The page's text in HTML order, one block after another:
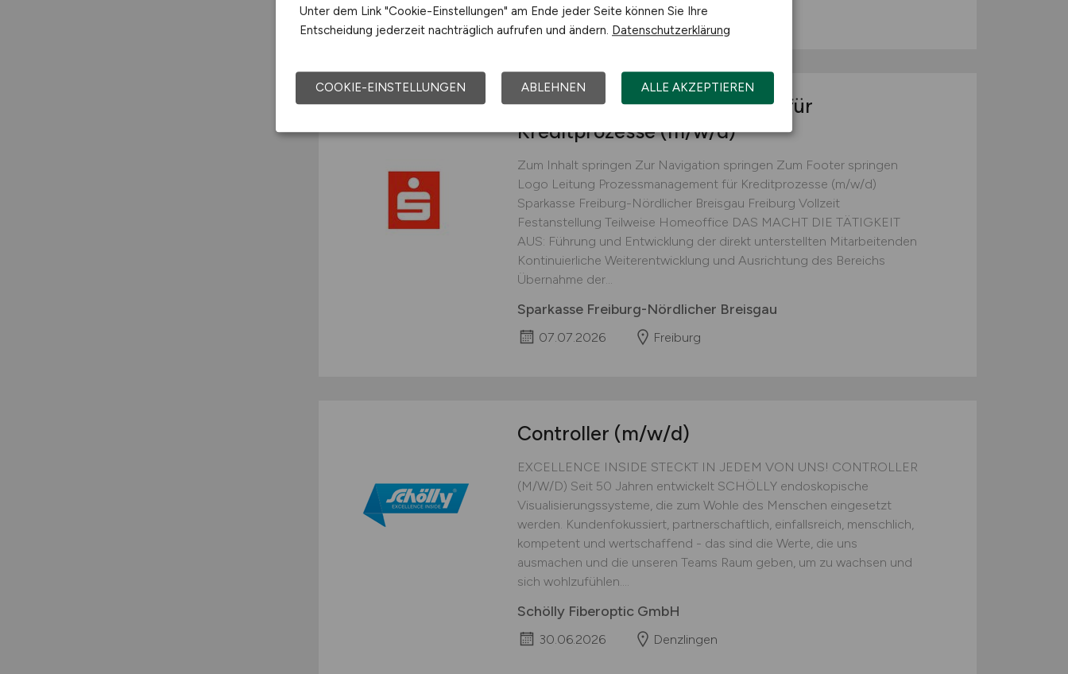
11.07.2026 Freiburg
Leitung Prozessmanagement für
Kreditprozesse(m/w/d)
Zum Inhalt springen Zur Navigation springen Zum Footer springen
Logo Leitung Prozessmanagement für Kreditprozesse (m/w/d)
Sparkasse Freiburg-Nördlicher Breisgau Freiburg Vollzeit
Festanstellung Teilweise Homeoffice DAS MACHT DIE TÄTIGKEIT
AUS: Führung und Entwicklung der direkt unterstellten Mitarbeitenden
Kontinuierliche Weiterentwicklung und Ausrichtung des Bereichs
Übernahme der...
Sparkasse Freiburg-Nördlicher Breisgau
07.07.2026 Freiburg
Controller (m/w/d)
EXCELLENCE INSIDE STECKT IN JEDEM VON UNS! CONTROLLER
(M/W/D) Seit 50 Jahren entwickelt SCHÖLLY endoskopische
Visualisierungssysteme, die zum Wohle des Menschen eingesetzt
werden. Kundenfokussiert, partnerschaftlich, einfallsreich, menschlich,
kompetent und wertschaffend - das sind die Werte, die uns
ausmachen und die unseren Teams Raum geben, um zu wachsen und
sich wohlzufühlen....
Schölly Fiberoptic GmbH
30.06.2026 Denzlingen
Unter dem Link "Cookie-Einstellungen" am Ende jeder Seite können Sie Ihre
Entscheidung jederzeit nachträglich aufrufen und ändern. Datenschutzerklärung
COOKIE-EINSTELLUNGEN ABLEHNEN ALLE AKZEPTIEREN